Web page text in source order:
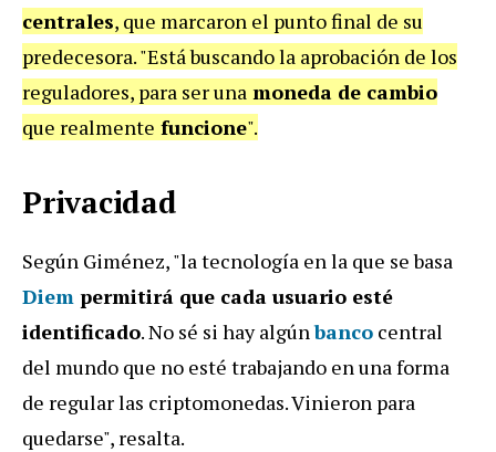
centrales, que marcaron el punto final de su
predecesora. "Está buscando la aprobación de los
reguladores, para ser una moneda de cambio
que realmente funcione".
Privacidad
Según Giménez, "la tecnología en la que se basa
Diem permitirá que cada usuario esté
identificado. No sé si hay algúnbanco central
del mundo que no esté trabajando en una forma
de regular las criptomonedas. Vinieron para
quedarse", resalta.